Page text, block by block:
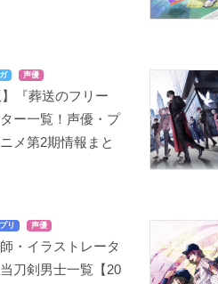
声優
】『葬送のフリー
ー一覧！声優・プ
メ第2期情報まと
リ 声優
・イラストレータ
刀剣男士一覧【20